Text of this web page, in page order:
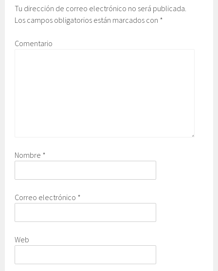
Tu dirección de correo electrónico no será publicada.
Los campos obligatorios están marcados con *
Comentario
Nombre *
Correo electrónico *
Web